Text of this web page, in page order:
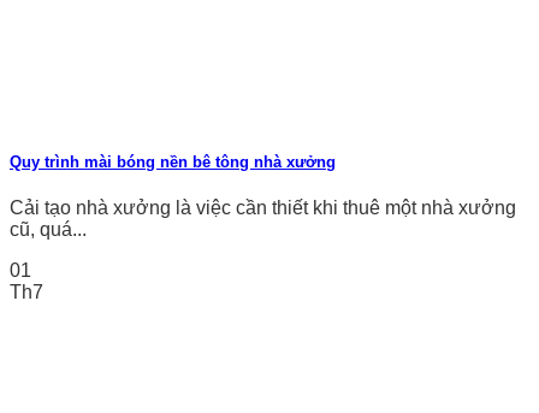
Quy trình mài bóng nền bê tông nhà xưởng
Cải tạo nhà xưởng là việc cần thiết khi thuê một nhà xưởng
cũ, quá...
01
Th7